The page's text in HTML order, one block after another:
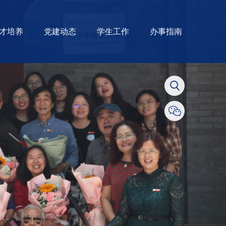
培养 党建动态 学生工作 办事指南